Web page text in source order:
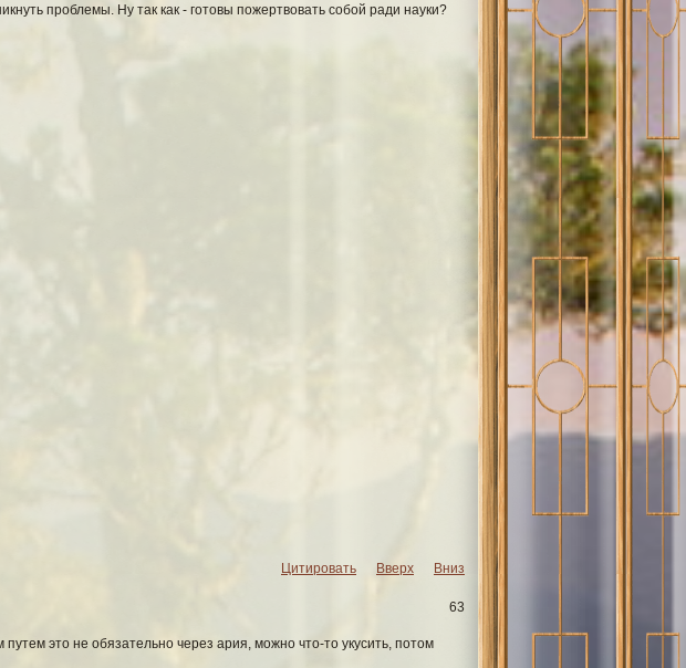
проблемы. Ну так как - готовы пожертвовать собой ради науки?
Цитировать Вверх Вниз
63
это не обязательно через ария, можно что-то укусить, потом